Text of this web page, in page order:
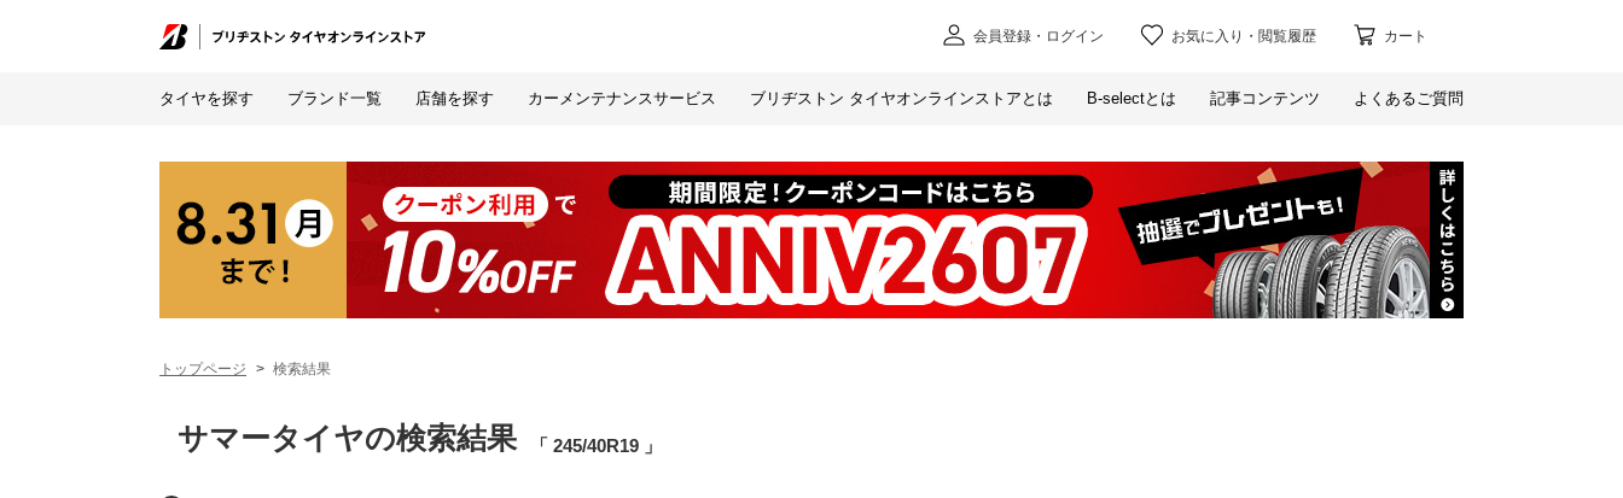
会員登録・ログイン お気に入り ・ 閲覧履歴 カート
タイヤを探す ブランド一覧 店舗を探す カー メンテナンスサービス ブリヂストン タイヤオンラインストアとは B-selectとは 記事コンテンツ よくあるご質問
トップページ 検索結果
サマータイヤの検索結果 245/40R19